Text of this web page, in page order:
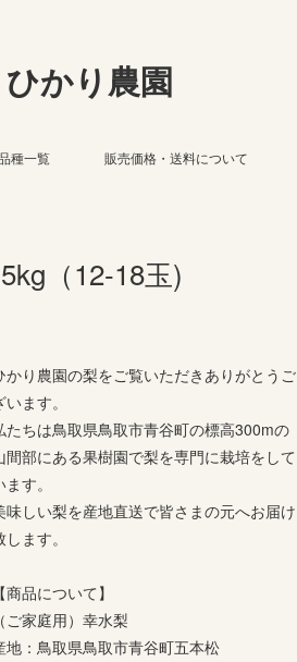
ひかり農園
種一覧 販売価格・送料について
（12-18玉)
かり農園の梨をご覧いただきありがとうご
います。
たちは鳥取県鳥取市青谷町の標高300mの
間部にある果樹園で梨を専門に栽培をして
ます。
味しい梨を産地直送で皆さまの元へお届け
します。
【商品について】
（ご家庭用）幸水梨
地：鳥取県鳥取市青谷町五本松